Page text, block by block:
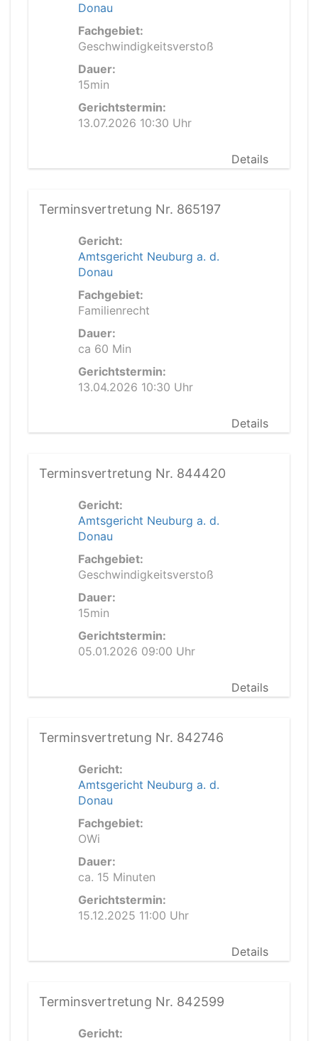
Donau
Fachgebiet:
Geschwindigkeitsverstoß
Dauer:
15min
Gerichtstermin:
13.07.2026 10:30 Uhr
Details
Terminsvertretung Nr. 865197
Gericht:
Amtsgericht Neuburg a. d.
Donau
Fachgebiet:
Familienrecht
Dauer:
ca 60 Min
Gerichtstermin:
13.04.2026 10:30 Uhr
Details
Terminsvertretung Nr. 844420
Gericht:
Amtsgericht Neuburg a. d.
Donau
Fachgebiet:
Geschwindigkeitsverstoß
Dauer:
15min
Gerichtstermin:
05.01.2026 09:00 Uhr
Details
Terminsvertretung Nr. 842746
Gericht:
Amtsgericht Neuburg a. d.
Donau
Fachgebiet:
OWi
Dauer:
ca. 15 Minuten
Gerichtstermin:
15.12.2025 11:00 Uhr
Details
Terminsvertretung Nr. 842599
Gericht: